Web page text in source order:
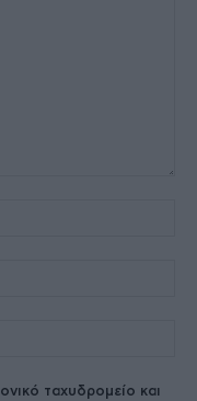
ταχυδρομείο και